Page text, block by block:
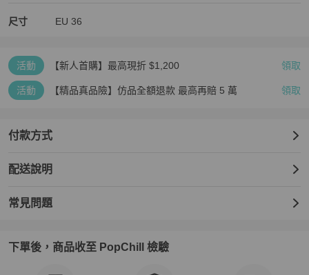
尺寸 EU 36
活動 【新人首購】最高現折 $1,200 領取
活動 【精品真品險】仿品全額退款 最高再賠 5 萬 領取
付款方式
配送說明
常見問題
下單後，商品收至 PopChill 檢驗